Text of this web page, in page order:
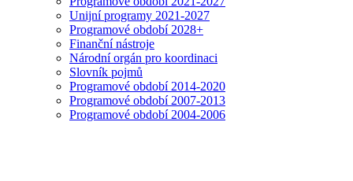
Unijní programy 2021-2027
Programové období 2028+
Finanční nástroje
Národní orgán pro koordinaci
Slovník pojmů
Programové období 2014-2020
Programové období 2007-2013
Programové období 2004-2006